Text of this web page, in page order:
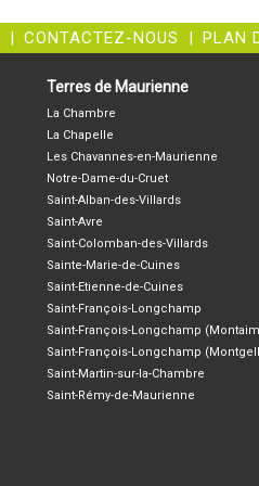
| CONTACTEZ-NOUS | PLAN
Terres de Maurienne
La Chambre
La Chapelle
Les Chavannes-en-Maurienne
Notre-Dame-du-Cruet
Saint-Alban-des-Villards
Saint-Avre
Saint-Colomban-des-Villards
Sainte-Marie-de-Cuines
Saint-Etienne-de-Cuines
Saint-François-Longchamp
Saint-François-Longchamp
Saint-François-Longchamp
Saint-Martin-sur-la-Chambre
Saint-Rémy-de-Maurienne